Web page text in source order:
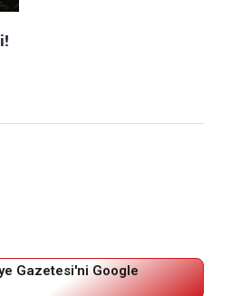
Gazetesi'ni Google